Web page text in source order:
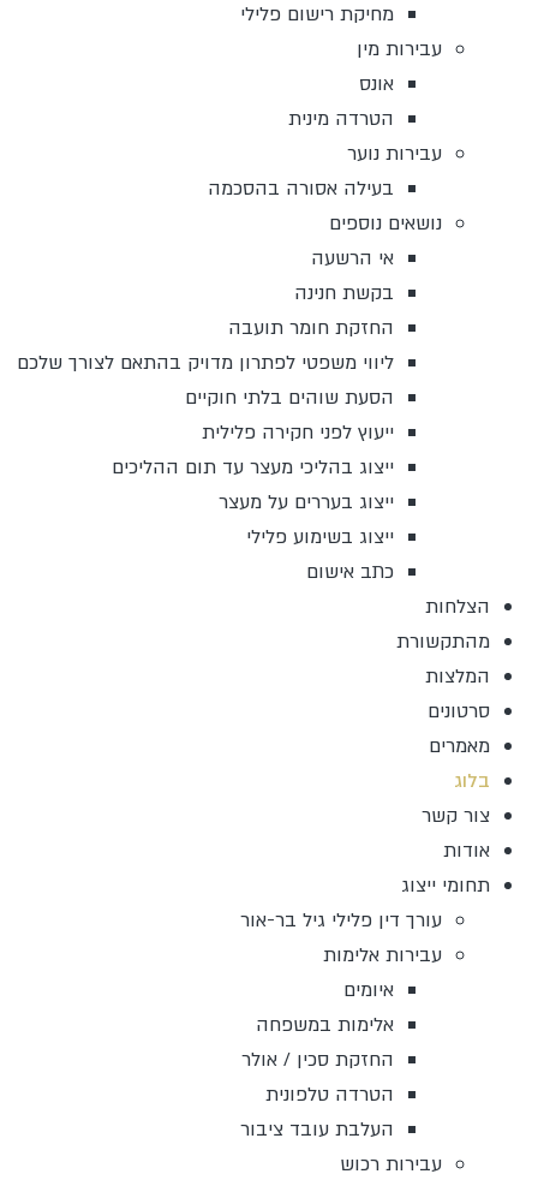
מחיקת רישום פלילי
עבירות מין
אונס
הטרדה מינית
עבירות נוער
בעילה אסורה בהסכמה
נושאים נוספים
אי הרשעה
בקשת חנינה
החזקת חומר תועבה
ליווי משפטי לפתרון מדויק בהתאם לצורך שלכם
הסעת שוהים בלתי חוקיים
ייעוץ לפני חקירה פלילית
ייצוג בהליכי מעצר עד תום ההליכים
ייצוג בעררים על מעצר
ייצוג בשימוע פלילי
כתב אישום
הצלחות
מהתקשורת
המלצות
סרטונים
מאמרים
בלוג
צור קשר
אודות
תחומי ייצוג
עורך דין פלילי גיל בר-אור
עבירות אלימות
איומים
אלימות במשפחה
החזקת סכין / אולר
הטרדה טלפונית
העלבת עובד ציבור
עבירות רכוש